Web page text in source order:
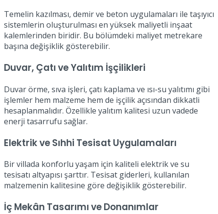
Temelin kazılması, demir ve beton uygulamaları ile taşıyıcı
sistemlerin oluşturulması en yüksek maliyetli inşaat
kalemlerinden biridir. Bu bölümdeki maliyet metrekare
başına değişiklik gösterebilir.
Duvar, Çatı ve Yalıtım İşçilikleri
Duvar örme, sıva işleri, çatı kaplama ve ısı-su yalıtımı gibi
işlemler hem malzeme hem de işçilik açısından dikkatli
hesaplanmalıdır. Özellikle yalıtım kalitesi uzun vadede
enerji tasarrufu sağlar.
Elektrik ve Sıhhi Tesisat Uygulamaları
Bir villada konforlu yaşam için kaliteli elektrik ve su
tesisatı altyapısı şarttır. Tesisat giderleri, kullanılan
malzemenin kalitesine göre değişiklik gösterebilir.
İç Mekân Tasarımı ve Donanımlar